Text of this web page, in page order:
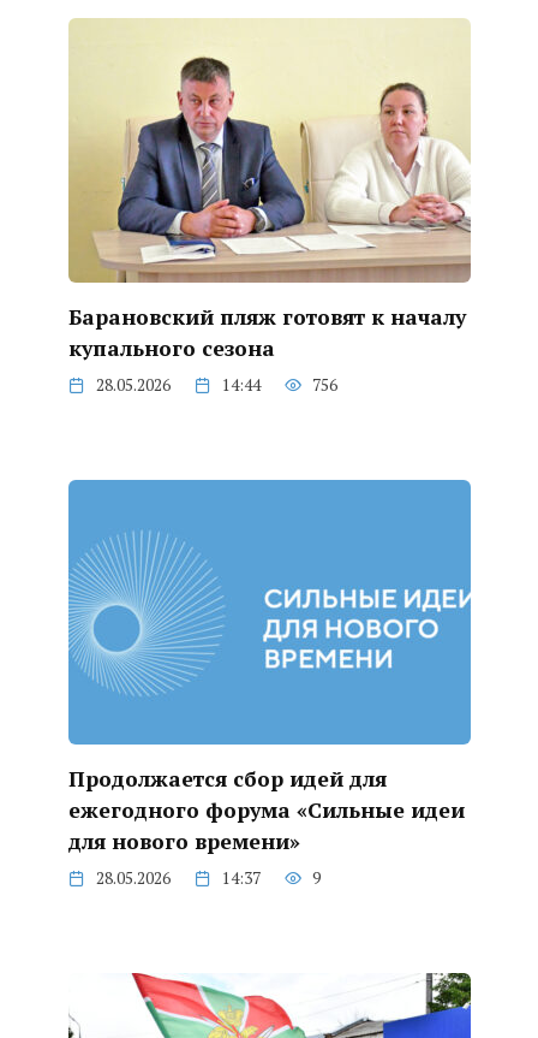
Барановский пляж готовят к началу
купального сезона
28.05.2026 14:44 756
Продолжается сбор идей для
ежегодного форума «Сильные идеи
для нового времени»
28.05.2026 14:37 9